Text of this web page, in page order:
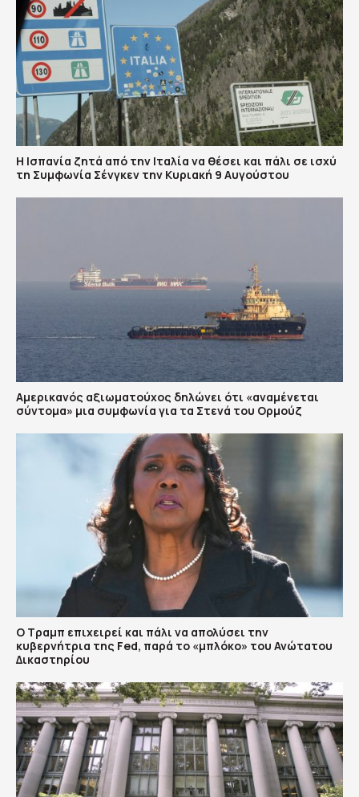
H Ισπανία ζητά από την Ιταλία να θέσει και πάλι σε ισχύ
τη Συμφωνία Σένγκεν την Κυριακή 9 Αυγούστου
Αμερικανός αξιωματούχος δηλώνει ότι «αναμένεται
σύντομα» μια συμφωνία για τα Στενά του Ορμούζ
Ο Τραμπ επιχειρεί και πάλι να απολύσει την
κυβερνήτρια της Fed, παρά το «μπλόκο» του Ανώτατου
Δικαστηρίου